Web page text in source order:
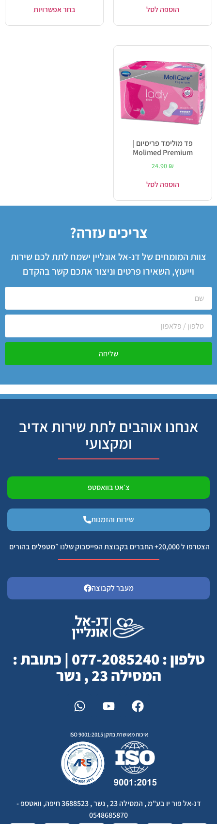
הוספה לסל בחר אפשרויות
פד מולימד פרימיום |
Molimed Premium
24.90 ₪
הוספה לסל
צריכים עזרה?
צוות המומחים של דנ-אל אונליין ישמח לתת לכם שירות
וייעוץ, השאירו פרטים וניצור אתכם קשר בהקדם
שליחה
אנחנו אוהבים לתת שירות אדיב
ומקצועי
צ׳אט בוואסטפ
שירות והזמנות
הצטרפו ל 20,000+ החברים בקבוצת הפייסבוק שלנו ״מטפלים בהורים
מעבר לקבוצה
טלפון : 077-2085240 | כתובת :
המסילה 23 , נשר
איכות מאושרת בתקן ISO 9001:2015
דנ-אל פור יו בע"מ , המסילה 23 , נשר , 3688523 חיפה, וואטספ -
0548685870